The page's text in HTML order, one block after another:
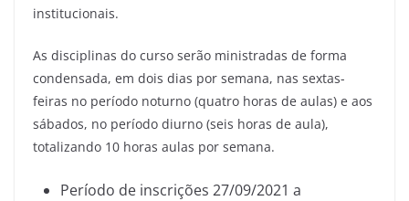
institucionais.
As disciplinas do curso serão ministradas de forma
condensada, em dois dias por semana, nas sextas-
feiras no período noturno (quatro horas de aulas) e aos
sábados, no período diurno (seis horas de aula),
totalizando 10 horas aulas por semana.
Período de inscrições 27/09/2021 a